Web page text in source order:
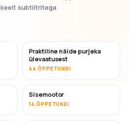
keelt subtiitritega
Praktiline näide purjeka
ülevaatusest
44 ÕPPETUNDI
Sisemootor
14 ÕPPETUNDI